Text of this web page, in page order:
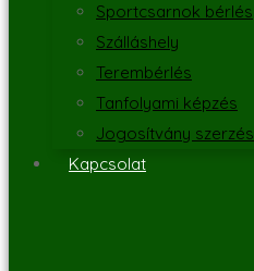
Sportcsarnok bérlés
Szálláshely
Terembérlés
Tanfolyami képzés
Jogosítvány szerzés
Kapcsolat